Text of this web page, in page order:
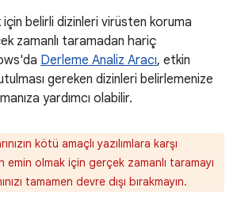
belirli dizinleri virüsten koruma
zamanlı taramadan hariç
Derleme Analiz Aracı, etkin
gereken dizinleri belirlemenize
yardımcı olabilir.
kötü amaçlı yazılımlara karşı
olmak için gerçek zamanlı taramayı
tamamen devre dışı bırakmayın.